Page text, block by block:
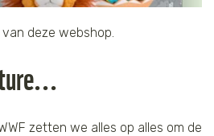
of
de leukste
van deze webshop.
zetten we alles op alles om de